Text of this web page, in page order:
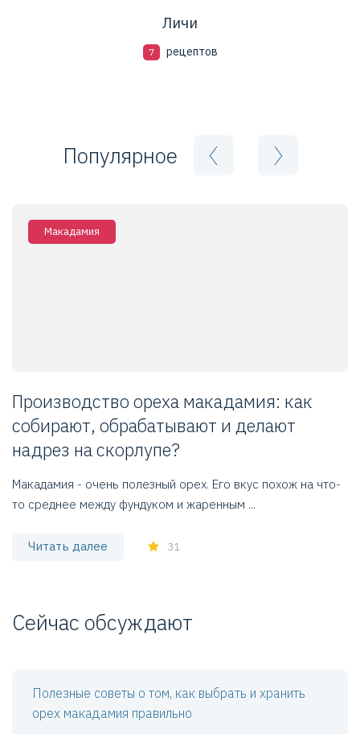
Личи
7 рецептов
Популярное
Макадамия
Производство ореха макадамия: как
собирают, обрабатывают и делают
надрез на скорлупе?
Макадамия - очень полезный орех. Его вкус похож на что-
то среднее между фундуком и жаренным ...
Читать далее 31
Сейчас обсуждают
Полезные советы о том, как выбрать и хранить
орех макадамия правильно